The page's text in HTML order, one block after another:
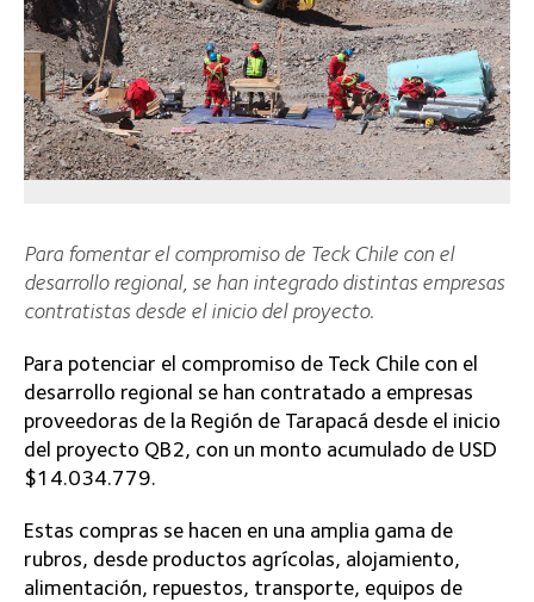
Para fomentar el compromiso de Teck Chile con el
desarrollo regional, se han integrado distintas empresas
contratistas desde el inicio del proyecto.
Para potenciar el compromiso de Teck Chile con el
desarrollo regional se han contratado a empresas
proveedoras de la Región de Tarapacá desde el inicio
del proyecto QB2, con un monto acumulado de USD
$14.034.779.
Estas compras se hacen en una amplia gama de
rubros, desde productos agrícolas, alojamiento,
alimentación, repuestos, transporte, equipos de